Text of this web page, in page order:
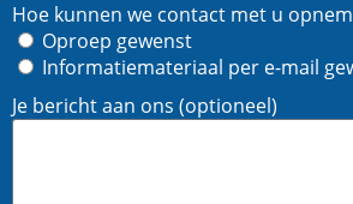
Hoe kunnen we contact met u
Oproep gewenst
Informatiemateriaal per e-mail
Je bericht aan ons (optioneel)